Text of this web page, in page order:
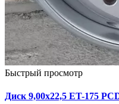
Быстрый просмотр
Диск 9,00х22,5 ET-175